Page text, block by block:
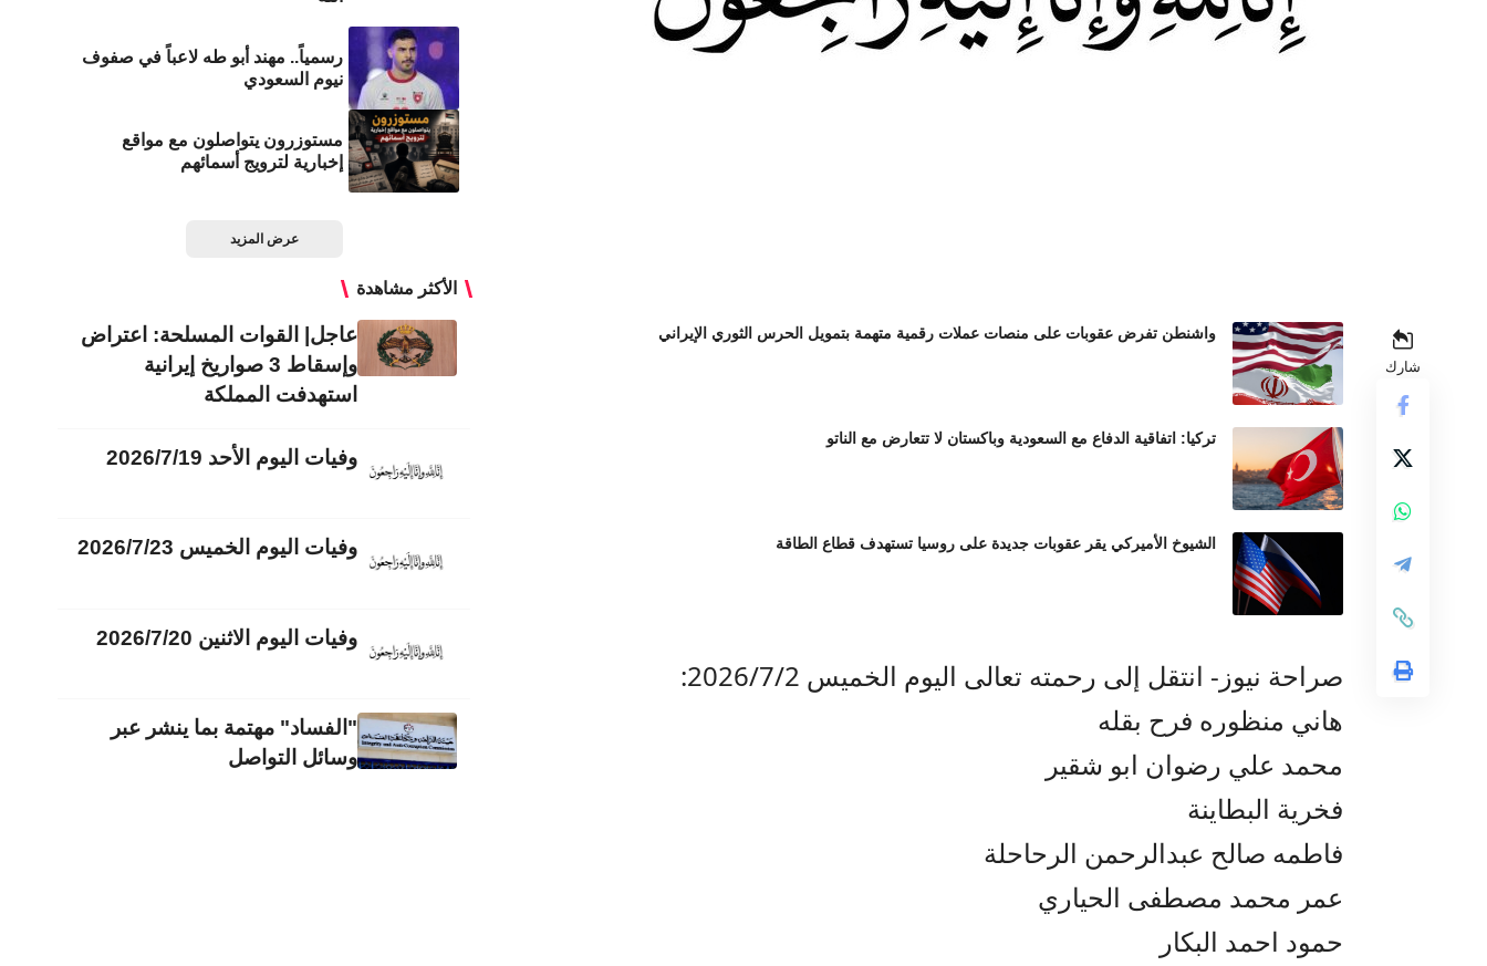
شارك
واشنطن تفرض عقوبات على منصات عملات رقمية متهمة بتمويل الحرس الثوري الإيراني
تركيا: اتفاقية الدفاع مع السعودية وباكستان لا تتعارض مع الناتو
الشيوخ الأميركي يقر عقوبات جديدة على روسيا تستهدف قطاع الطاقة
صراحة نيوز- انتقل إلى رحمته تعالى اليوم الخميس 2026/7/2:
هاني منظوره فرح بقله
محمد علي رضوان ابو شقير
فخرية البطاينة
فاطمه صالح عبدالرحمن الرحاحلة
عمر محمد مصطفى الحياري
حمود احمد البكار
رسمياً.. مهند أبو طه لاعباً في صفوف
نيوم السعودي
مستوزرون يتواصلون مع مواقع
إخبارية لترويج أسمائهم
عرض المزيد
الأكثر مشاهدة
عاجل| القوات المسلحة: اعتراض
وإسقاط 3 صواريخ إيرانية
استهدفت المملكة
وفيات اليوم الأحد 2026/7/19
وفيات اليوم الخميس 2026/7/23
وفيات اليوم الاثنين 2026/7/20
"الفساد" مهتمة بما ينشر عبر
وسائل التواصل